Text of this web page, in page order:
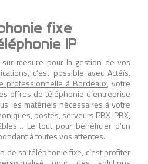
fixe
IP
mesure pour la gestion de vos
c’est possible avec Actéïs.
professionnelle à Bordeaux, votre
offres de téléphonie d’entreprise
les matériels nécessaires à votre
postes, serveurs PBX IPBX,
Le tout pour bénéficier d’un
à toutes vos attentes.
de sa téléphonie fixe, c’est profiter